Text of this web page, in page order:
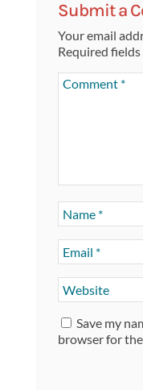
Submit a
Your email
Required
Save my
browser for